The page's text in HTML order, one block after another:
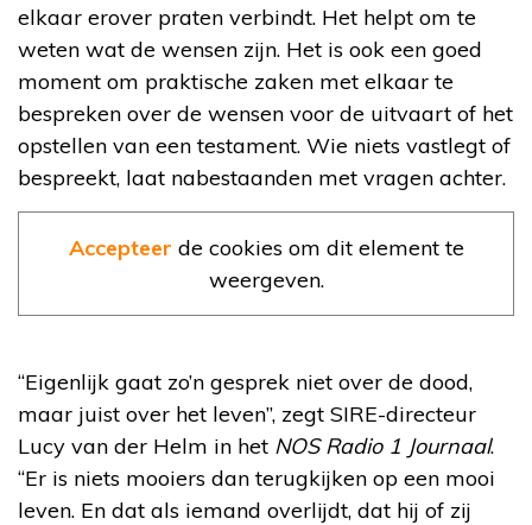
elkaar erover praten verbindt. Het helpt om te
weten wat de wensen zijn. Het is ook een goed
moment om praktische zaken met elkaar te
bespreken over de wensen voor de uitvaart of het
opstellen van een testament. Wie niets vastlegt of
bespreekt, laat nabestaanden met vragen achter.
Accepteer de cookies om dit element te
weergeven.
“Eigenlijk gaat zo’n gesprek niet over de dood,
maar juist over het leven”, zegt SIRE-directeur
Lucy van der Helm in het NOS Radio 1 Journaal.
“Er is niets mooiers dan terugkijken op een mooi
leven. En dat als iemand overlijdt, dat hij of zij